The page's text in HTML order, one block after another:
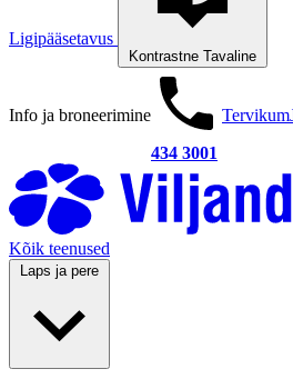
Ligipääsetavus
Kontrastne Tavaline
Info ja broneerimine
434 3001
Tervikum
Kõik teenused
Laps ja pere